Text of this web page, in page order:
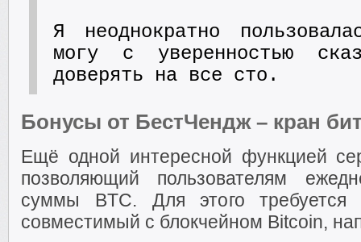
Я неоднократно
могу с уверенностью
доверять на все сто.
Бонусы от БестЧендж – кран
Ещё одной интересной функцией
позволяющий пользователям
суммы BTC. Для этого требуется
совместимый с блокчейном Bitcoin,